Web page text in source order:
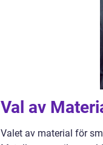
Val av
Valet av material för